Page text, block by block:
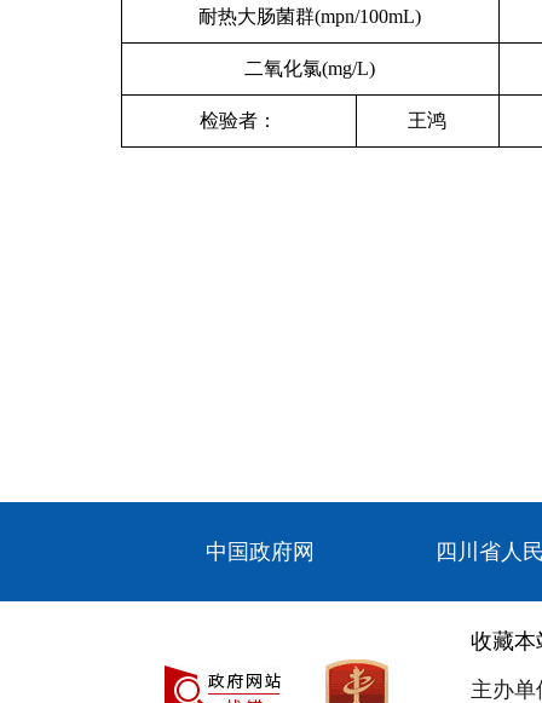
耐热大肠菌群(mpn/100mL)
二氧化氯(mg/L)
检验者： 王鸿
中国政府网 四川省人
收藏本
主办